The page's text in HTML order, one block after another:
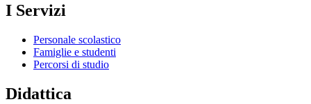
I Servizi
Personale scolastico
Famiglie e studenti
Percorsi di studio
Didattica